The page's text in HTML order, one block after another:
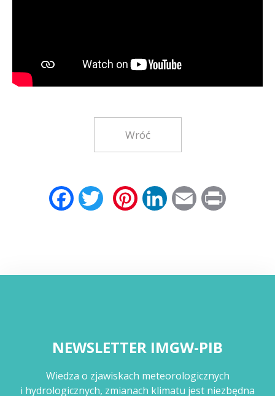
Wróć
Facebook
TwitterPinterest
LinkedIn
Email
NEWSLETTER IMGW-PIB
Wiedza o zjawiskach meteorologicznych
i hydrologicznych, zmianach klimatu jest niezbędna